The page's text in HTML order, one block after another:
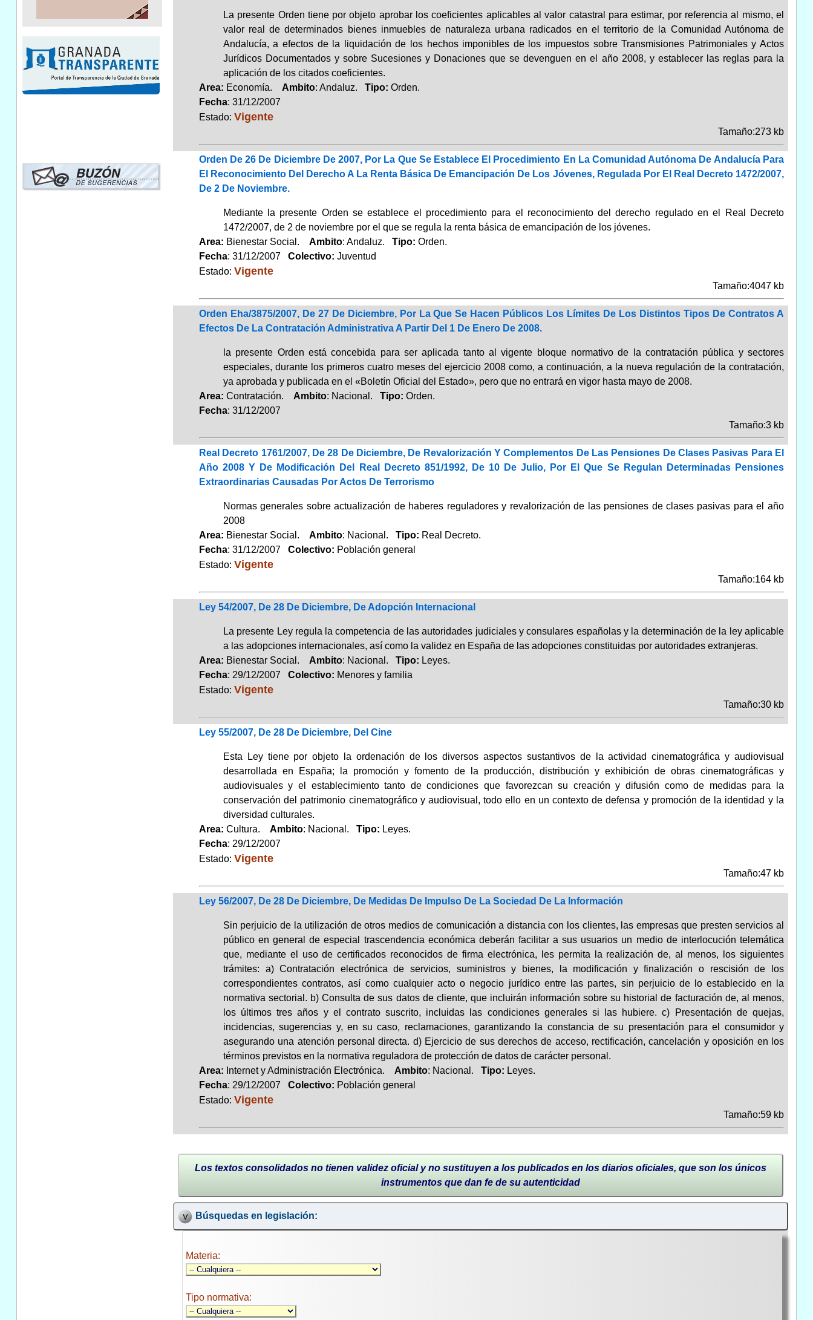
La presente Orden tiene por objeto aprobar los coeficientes aplicables al valor catastral para estimar, por referencia al mismo, el
valor real de determinados bienes inmuebles de naturaleza urbana radicados en el territorio de la Comunidad Autónoma de
Andalucía, a efectos de la liquidación de los hechos imponibles de los impuestos sobre Transmisiones Patrimoniales y Actos
Jurídicos Documentados y sobre Sucesiones y Donaciones que se devenguen en el año 2008, y establecer las reglas para la
aplicación de los citados coeficientes.
Area: Economía. Ambito: Andaluz. Tipo: Orden.
Fecha: 31/12/2007
Estado: Vigente
Tamaño:273 kb
Orden De 26 De Diciembre De 2007, Por La Que Se Establece El Procedimiento En La Comunidad Autónoma De Andalucía Para
El Reconocimiento Del Derecho A La Renta Básica De Emancipación De Los Jóvenes, Regulada Por El Real Decreto 1472/2007,
De 2 De Noviembre.
Mediante la presente Orden se establece el procedimiento para el reconocimiento del derecho regulado en el Real Decreto
1472/2007, de 2 de noviembre por el que se regula la renta básica de emancipación de los jóvenes.
Area: Bienestar Social. Ambito: Andaluz. Tipo: Orden.
Fecha: 31/12/2007Colectivo: Juventud
Estado: Vigente
Tamaño:4047 kb
Orden Eha/3875/2007, De 27 De Diciembre, Por La Que Se Hacen Públicos Los Límites De Los Distintos Tipos De Contratos A
Efectos De La Contratación Administrativa A Partir Del 1 De Enero De 2008.
la presente Orden está concebida para ser aplicada tanto al vigente bloque normativo de la contratación pública y sectores
especiales, durante los primeros cuatro meses del ejercicio 2008 como, a continuación, a la nueva regulación de la contratación,
ya aprobada y publicada en el «Boletín Oficial del Estado», pero que no entrará en vigor hasta mayo de 2008.
Area: Contratación. Ambito: Nacional. Tipo: Orden.
Fecha: 31/12/2007
Tamaño:3 kb
Real Decreto 1761/2007, De 28 De Diciembre, De Revalorización Y Complementos De Las Pensiones De Clases Pasivas Para El
Año 2008 Y De Modificación Del Real Decreto 851/1992, De 10 De Julio, Por El Que Se Regulan Determinadas Pensiones
Extraordinarias Causadas Por Actos De Terrorismo
Normas generales sobre actualización de haberes reguladores y revalorización de las pensiones de clases pasivas para el año
2008
Area: Bienestar Social. Ambito: Nacional. Tipo: Real Decreto.
Fecha: 31/12/2007Colectivo: Población general
Estado: Vigente
Tamaño:164 kb
Ley 54/2007, De 28 De Diciembre, De Adopción Internacional
La presente Ley regula la competencia de las autoridades judiciales y consulares españolas y la determinación de la ley aplicable
a las adopciones internacionales, así como la validez en España de las adopciones constituidas por autoridades extranjeras.
Area: Bienestar Social. Ambito: Nacional. Tipo: Leyes.
Fecha: 29/12/2007 Colectivo: Menores y familia
Estado: Vigente
Tamaño:30 kb
Ley 55/2007, De 28 De Diciembre, Del Cine
Esta Ley tiene por objeto la ordenación de los diversos aspectos sustantivos de la actividad cinematográfica y audiovisual
desarrollada en España; la promoción y fomento de la producción, distribución y exhibición de obras cinematográficas y
audiovisuales y el establecimiento tanto de condiciones que favorezcan su creación y difusión como de medidas para la
conservación del patrimonio cinematográfico y audiovisual, todo ello en un contexto de defensa y promoción de la identidad y la
diversidad culturales.
Area: Cultura. Ambito: Nacional. Tipo: Leyes.
Fecha: 29/12/2007
Estado: Vigente
Tamaño:47 kb
Ley 56/2007, De 28 De Diciembre, De Medidas De Impulso De La Sociedad De La Información
Sin perjuicio de la utilización de otros medios de comunicación a distancia con los clientes, las empresas que presten servicios al
público en general de especial trascendencia económica deberán facilitar a sus usuarios un medio de interlocución telemática
que, mediante el uso de certificados reconocidos de firma electrónica, les permita la realización de, al menos, los siguientes
trámites: a) Contratación electrónica de servicios, suministros y bienes, la modificación y finalización o rescisión de los
correspondientes contratos, así como cualquier acto o negocio jurídico entre las partes, sin perjuicio de lo establecido en la
normativa sectorial. b) Consulta de sus datos de cliente, que incluirán información sobre su historial de facturación de, al menos,
los últimos tres años y el contrato suscrito, incluidas las condiciones generales si las hubiere. c) Presentación de quejas,
incidencias, sugerencias y, en su caso, reclamaciones, garantizando la constancia de su presentación para el consumidor y
asegurando una atención personal directa. d) Ejercicio de sus derechos de acceso, rectificación, cancelación y oposición en los
términos previstos en la normativa reguladora de protección de datos de carácter personal.
Area: Internet y Administración Electrónica. Ambito: Nacional. Tipo: Leyes.
Fecha: 29/12/2007 Colectivo: Población general
Estado: Vigente
Tamaño:59 kb
Los textos consolidados no tienen validez oficial y no sustituyen a los publicados en los diarios oficiales, que son los únicos
instrumentos que dan fe de su autenticidad
Búsquedas en legislación:
Materia:
Tipo normativa: